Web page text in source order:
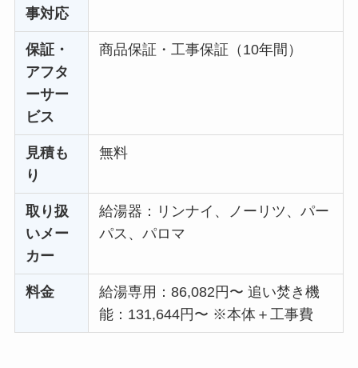
事対応
保証・
アフタ
ーサー
ビス
商品保証・工事保証（10年間）
見積も
り
無料
取り扱
いメー
カー
給湯器：リンナイ、ノーリツ、パー
パス、パロマ
料金
給湯専用：86,082円〜 追い焚き機
能：131,644円〜 ※本体＋工事費